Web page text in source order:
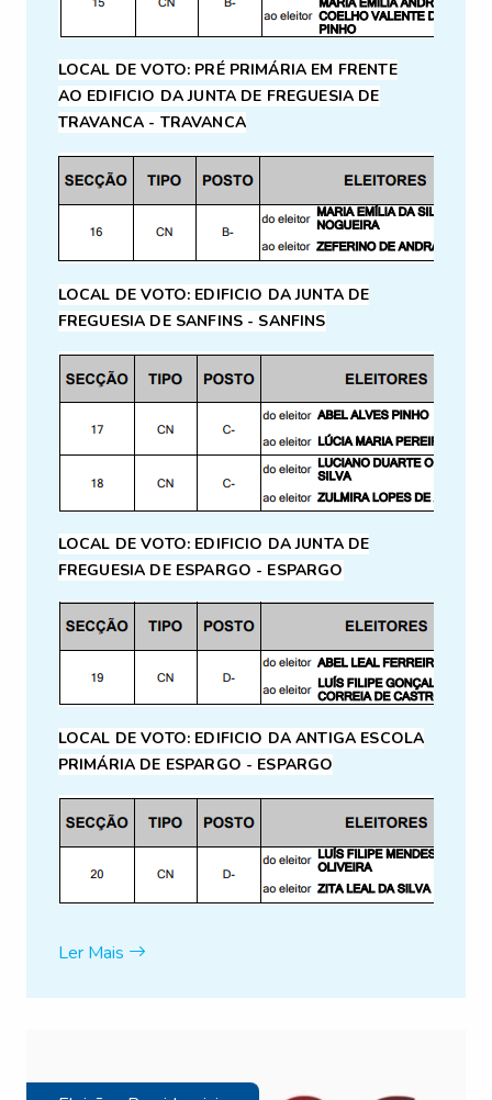
LOCAL DE VOTO: PRÉ PRIMÁRIA EM FRENTE
AO EDIFICIO DA JUNTA DE FREGUESIA DE
TRAVANCA - TRAVANCA
LOCAL DE VOTO: EDIFICIO DA JUNTA DE
FREGUESIA DE SANFINS - SANFINS
LOCAL DE VOTO: EDIFICIO DA JUNTA DE
FREGUESIA DE ESPARGO - ESPARGO
LOCAL DE VOTO: EDIFICIO DA ANTIGA ESCOLA
PRIMÁRIA DE ESPARGO - ESPARGO
Ler Mais